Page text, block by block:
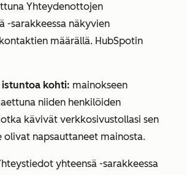
Yhteydenottojen
-sarakkeessa näkyvien
määrällä. HubSpotin
kohti: mainokseen
niiden henkilöiden
kävivät verkkosivustollasi sen
olivat napsauttaneet mainosta.
yhteensä -sarakkeessa